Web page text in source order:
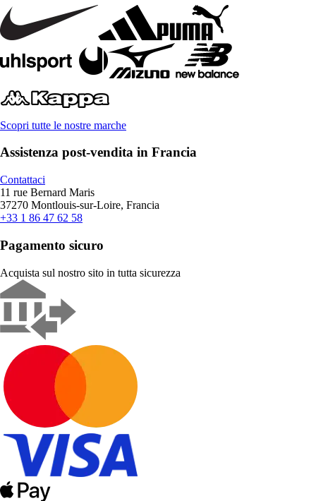
Scopri tutte le nostre marche
Assistenza post-vendita in Francia
Contattaci
11 rue Bernard Maris
37270 Montlouis-sur-Loire, Francia
+33 1 86 47 62 58
Pagamento sicuro
Acquista sul nostro sito in tutta sicurezza